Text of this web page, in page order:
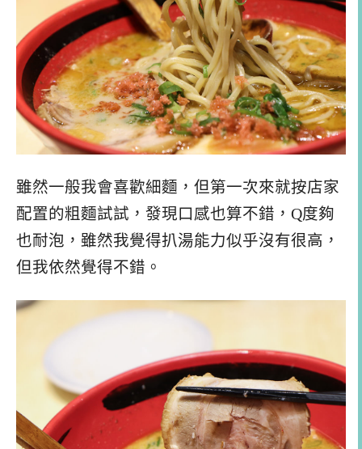
雖然一般我會喜歡細麵，但第一次來就按店家
配置的粗麵試試，發現口感也算不錯，Q度夠
也耐泡，雖然我覺得扒湯能力似乎沒有很高，
但我依然覺得不錯。